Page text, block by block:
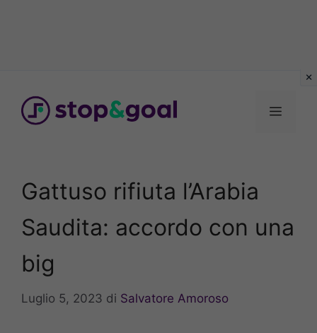
contenuto
Menu
Gattuso rifiuta l’Arabia
Saudita: accordo con una
big
Luglio 5, 2023 di Salvatore Amoroso